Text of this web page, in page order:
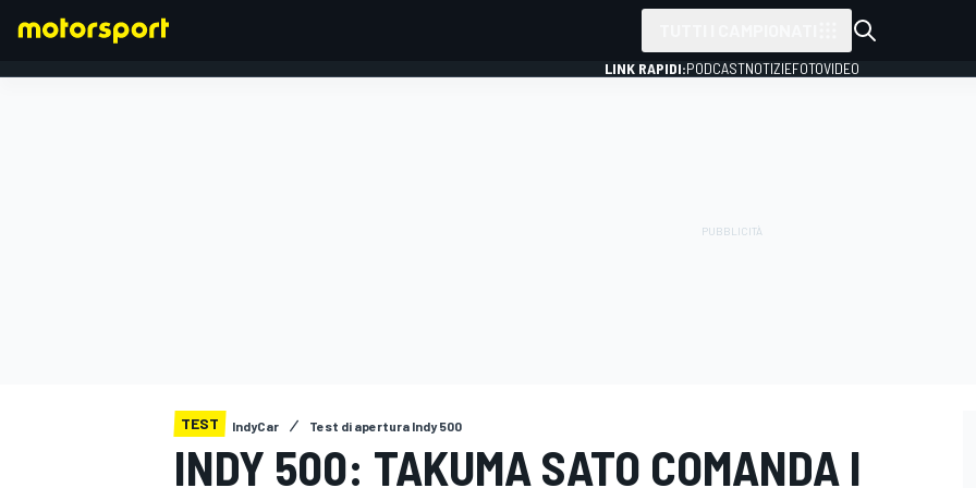
LINK RAPIDI:PODCASTNOTIZIEFOTOVIDEO
TEST IndyCar Test di apertura Indy 500
INDY 500: TAKUMA SATO COMANDA I